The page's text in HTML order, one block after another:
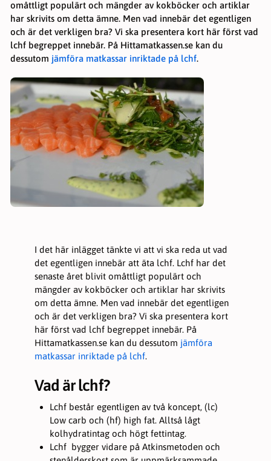
omåttligt populärt och mängder av kokböcker och artiklar
har skrivits om detta ämne. Men vad innebär det egentligen
och är det verkligen bra? Vi ska presentera kort här först vad
lchf begreppet innebär. På Hittamatkassen.se kan du
dessutom jämföra matkassar inriktade på lchf.
I det här inlägget tänkte vi att vi ska reda ut vad
det egentligen innebär att äta lchf. Lchf har det
senaste året blivit omåttligt populärt och
mängder av kokböcker och artiklar har skrivits
om detta ämne. Men vad innebär det egentligen
och är det verkligen bra? Vi ska presentera kort
här först vad lchf begreppet innebär. På
Hittamatkassen.se kan du dessutom jämföra
matkassar inriktade på lchf.
Vad är lchf?
Lchf består egentligen av två koncept, (lc)
Low carb och (hf) high fat. Alltså lågt
kolhydratintag och högt fettintag.
Lchf bygger vidare på Atkinsmetoden och
Nödvändiga
behövs för
att hemsidan
över huvud
taget ska
fungera.
Statistik
För att vi ska
förbättra
funktionalitet
uppbyggnad,
hur hemsidan
används.